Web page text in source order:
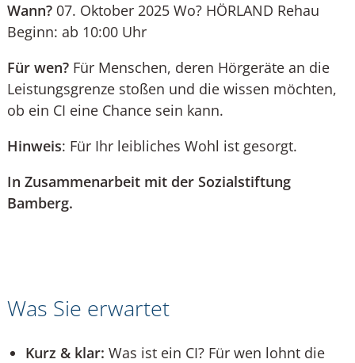
Wann? 07. Oktober 2025 Wo? HÖRLAND Rehau
Beginn: ab 10:00 Uhr
Für wen? Für Menschen, deren Hörgeräte an die
Leistungsgrenze stoßen und die wissen möchten,
ob ein CI eine Chance sein kann.
Hinweis: Für Ihr leibliches Wohl ist gesorgt.
In Zusammenarbeit mit der Sozialstiftung
Bamberg.
Was Sie erwartet
Kurz & klar: Was ist ein CI? Für wen lohnt die